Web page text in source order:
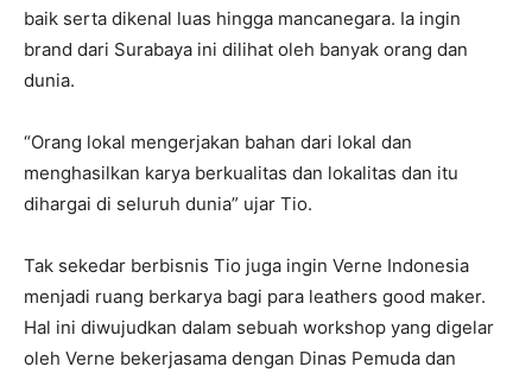
baik serta dikenal luas hingga mancanegara. Ia ingin
brand dari Surabaya ini dilihat oleh banyak orang dan
dunia.
“Orang lokal mengerjakan bahan dari lokal dan
menghasilkan karya berkualitas dan lokalitas dan itu
dihargai di seluruh dunia” ujar Tio.
Tak sekedar berbisnis Tio juga ingin Verne Indonesia
menjadi ruang berkarya bagi para leathers good maker.
Hal ini diwujudkan dalam sebuah workshop yang digelar
oleh Verne bekerjasama dengan Dinas Pemuda dan